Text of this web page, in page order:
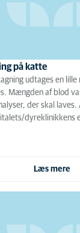
på katte
udtages en
Mængden af blod
der skal
dyreklinikkens
Læs mere